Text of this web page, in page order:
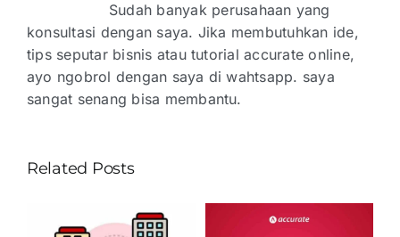
Sudah banyak perusahaan yang
konsultasi dengan saya. Jika membutuhkan ide,
tips seputar bisnis atau tutorial accurate online,
ayo ngobrol dengan saya di wahtsapp. saya
sangat senang bisa membantu.
Related Posts